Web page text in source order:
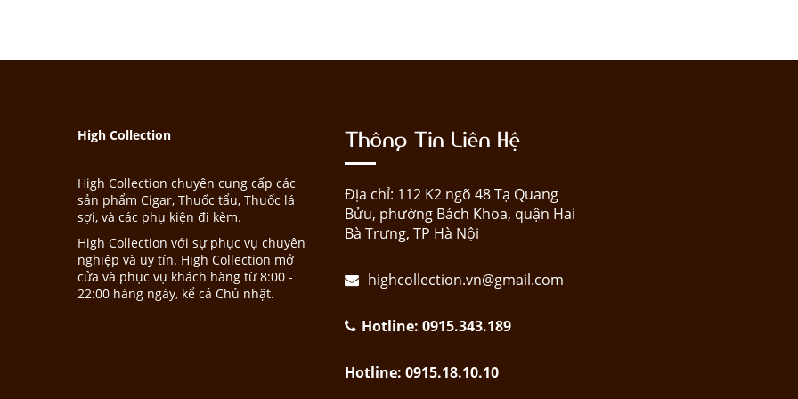
High Collection
High Collection chuyên cung cấp các
sản phẩm Cigar, Thuốc tẩu, Thuốc lá
sợi, và các phụ kiện đi kèm.
High Collection với sự phục vụ chuyên
nghiệp và uy tín. High Collection mở
cửa và phục vụ khách hàng từ 8:00 -
22:00 hàng ngày, kể cả Chủ nhật.
Thông Tin Liên Hệ
Địa chỉ: 112 K2 ngõ 48 Tạ Quang
Bửu, phường Bách Khoa, quận Hai
Bà Trưng, TP Hà Nội
highcollection.vn@gmail.com
Hotline: 0915.343.189
Hotline: 0915.18.10.10